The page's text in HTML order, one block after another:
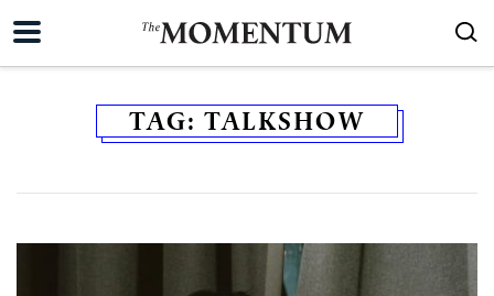
TAG: TALKSHOW